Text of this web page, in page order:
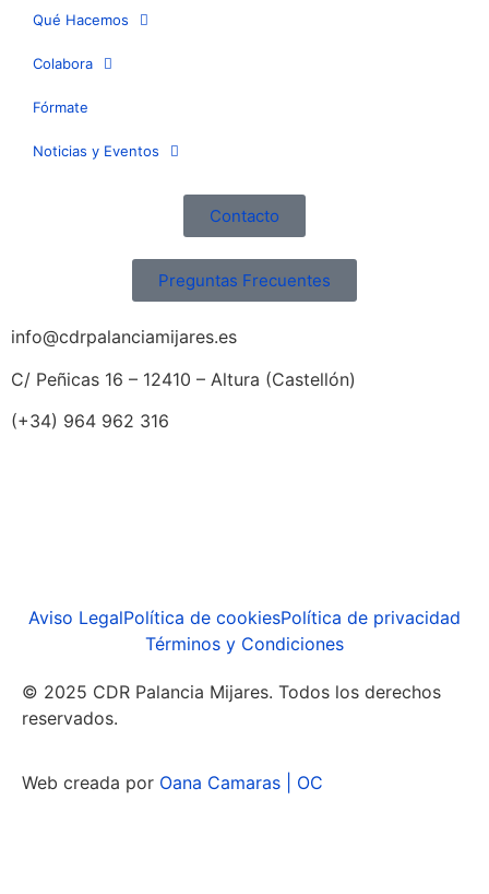
Qué Hacemos
Colabora
Fórmate
Noticias y Eventos
Contacto
Preguntas Frecuentes
info@cdrpalanciamijares.es
C/ Peñicas 16 – 12410 – Altura (Castellón)
(+34) 964 962 316
© 2025 CDR Palancia Mijares. Todos los derechos
reservados.
Aviso LegalPolítica de cookiesPolítica de privacidad
Términos y Condiciones
Web creada por Oana Camaras | OC